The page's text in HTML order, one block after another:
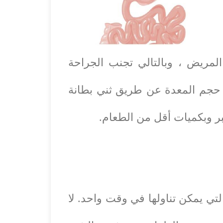
، وبالتالي تجنب الجراحة
الجراحون بتقليل حجم المعدة عن طريق ثني بطانة
يمكن تناولها في وقت واحد. لا